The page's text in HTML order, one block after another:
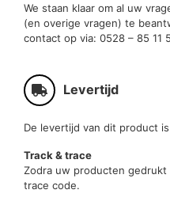
We staan klaar om al uw
(en overige vragen) te
contact op via: 0528 – 85 11
Levertijd
De levertijd van dit product
Track & trace
Zodra uw producten
trace code.